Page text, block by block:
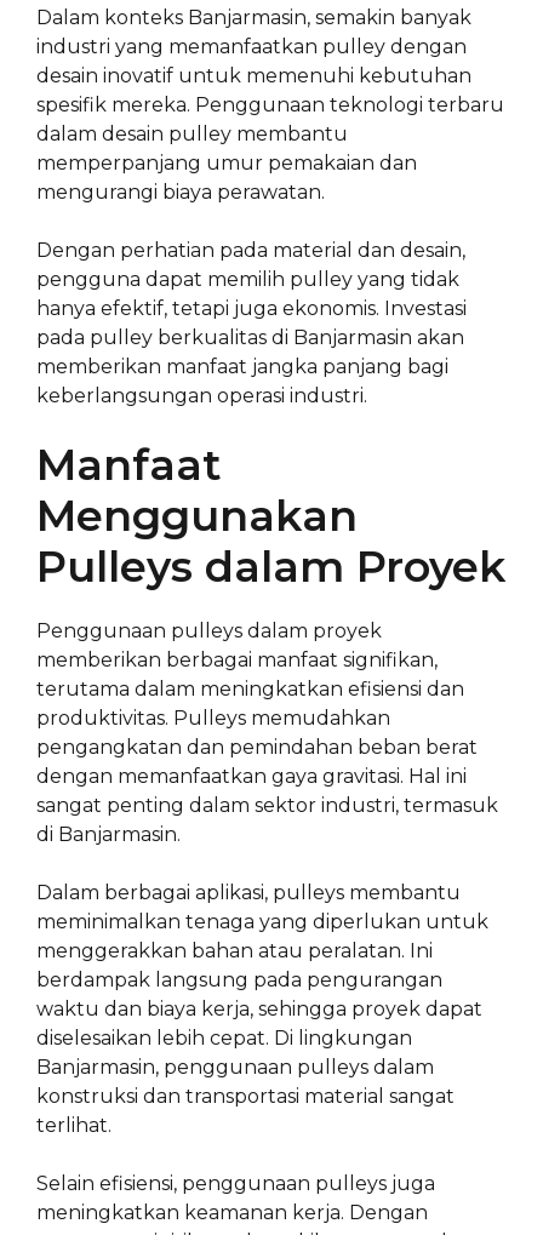
Dalam konteks Banjarmasin, semakin banyak
industri yang memanfaatkan pulley dengan
desain inovatif untuk memenuhi kebutuhan
spesifik mereka. Penggunaan teknologi terbaru
dalam desain pulley membantu
memperpanjang umur pemakaian dan
mengurangi biaya perawatan.
Dengan perhatian pada material dan desain,
pengguna dapat memilih pulley yang tidak
hanya efektif, tetapi juga ekonomis. Investasi
pada pulley berkualitas di Banjarmasin akan
memberikan manfaat jangka panjang bagi
keberlangsungan operasi industri.
Manfaat
Menggunakan
Pulleys dalam Proyek
Penggunaan pulleys dalam proyek
memberikan berbagai manfaat signifikan,
terutama dalam meningkatkan efisiensi dan
produktivitas. Pulleys memudahkan
pengangkatan dan pemindahan beban berat
dengan memanfaatkan gaya gravitasi. Hal ini
sangat penting dalam sektor industri, termasuk
di Banjarmasin.
Dalam berbagai aplikasi, pulleys membantu
meminimalkan tenaga yang diperlukan untuk
menggerakkan bahan atau peralatan. Ini
berdampak langsung pada pengurangan
waktu dan biaya kerja, sehingga proyek dapat
diselesaikan lebih cepat. Di lingkungan
Banjarmasin, penggunaan pulleys dalam
konstruksi dan transportasi material sangat
terlihat.
Selain efisiensi, penggunaan pulleys juga
meningkatkan keamanan kerja. Dengan